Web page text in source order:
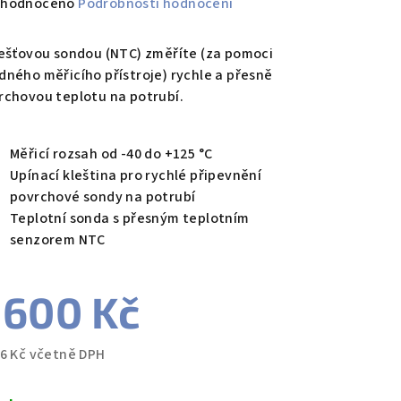
sondou (NTC) změříte (za pomoci
měřicího přístroje) rychle a přesně
teplotu na potrubí.
Měřicí rozsah od -40 do +125 °C
Upínací kleština pro rychlé připevnění
povrchové sondy na potrubí
Teplotní sonda s přesným teplotním
senzorem NTC
Kč
Kč včetně DPH